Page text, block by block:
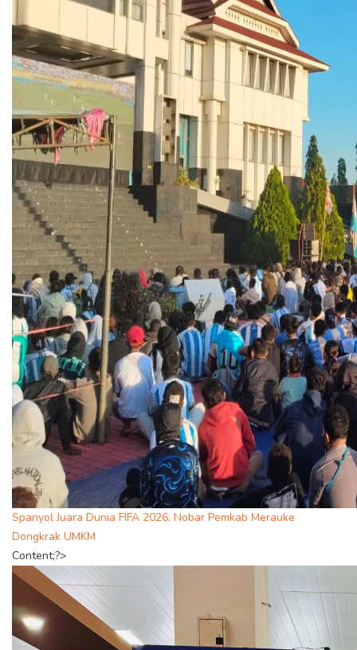
Spanyol Juara Dunia FIFA 2026, Nobar Pemkab Merauke
Dongkrak UMKM
Content;?>